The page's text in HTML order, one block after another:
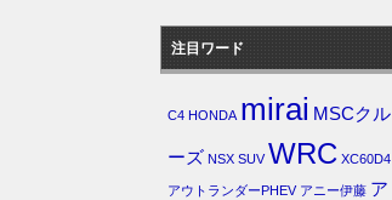
注目ワード
C4 HONDA mirai MSCクル
ーズ NSX SUV WRC XC60D4
アウトランダーPHEV アニー伊藤 ア